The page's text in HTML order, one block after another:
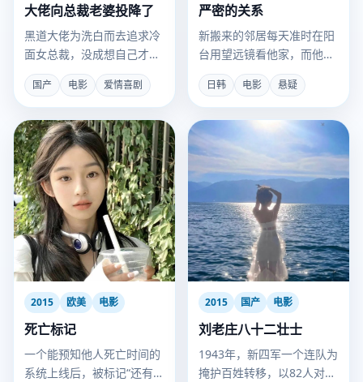
大佬向总裁老婆投降了
黑道大佬为洗白而去追求冷
面女总裁，没成想自己才是
被拿捏的那个。
国产 电影 爱情喜剧
严密的关系
新搬来的邻居每天准时在阳
台用望远镜看他家，而他却
觉得那是在保护他。
日韩 电影 悬疑
2015 欧美 电影
死亡标记
一个能预知他人死亡时间的
系统上线后，被标记“还有
2015 国产 电影
刘老庄八十二壮士
1943年，新四军一个连队为
掩护百姓转移，以82人对阵